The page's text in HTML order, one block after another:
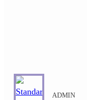
ADMIN